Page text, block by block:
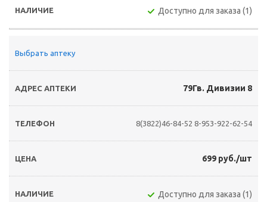
Доступно для заказа (1)
Выбрать аптеку
79Гв. Дивизии 8
8(3822)46-84-52 8-953-922-62-54
699 руб./шт
Доступно для заказа (1)